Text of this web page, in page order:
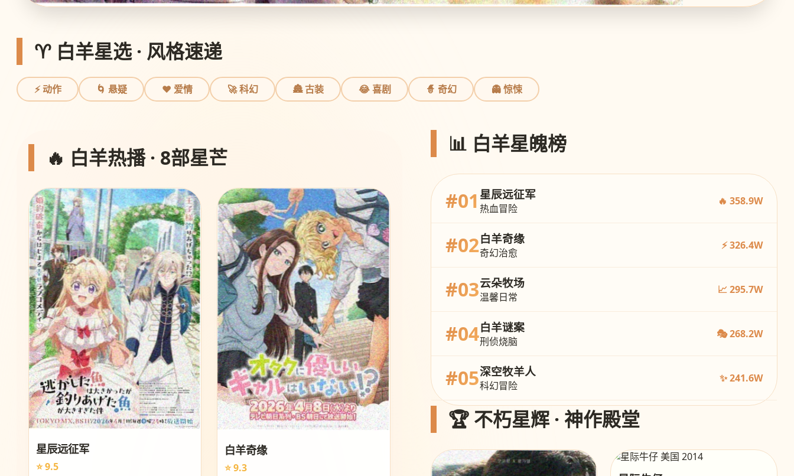
♈ 白羊星选 · 风格速递
⚡ 动作 🌀 悬疑 ❤️ 爱情 🚀 科幻 🏯 古装 😂 喜剧 🧙 奇幻 👻 惊悚
🔥 白羊热播 · 8部星芒
星辰远征军
⭐ 9.5
白羊奇缘
⭐ 9.3
📊 白羊星魄榜
#01 星辰远征军
热血冒险
🔥 358.9W
#02白羊奇缘
奇幻治愈
⚡ 326.4W
#03云朵牧场
温馨日常
📈 295.7W
#04白羊谜案
刑侦烧脑
🎭 268.2W
#05深空牧羊人
科幻冒险
✨ 241.6W
🏆 不朽星辉 · 神作殿堂